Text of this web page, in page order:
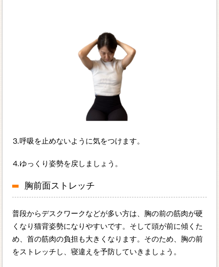
⒊呼吸を止めないように気をつけます。
⒋ゆっくり姿勢を戻しましょう。
胸前面ストレッチ
普段からデスクワークなどが多い方は、胸の前の筋肉が硬
くなり猫背姿勢になりやすいです。そして頭が前に傾くた
め、首の筋肉の負担も大きくなります。そのため、胸の前
をストレッチし、寝違えを予防していきましょう。